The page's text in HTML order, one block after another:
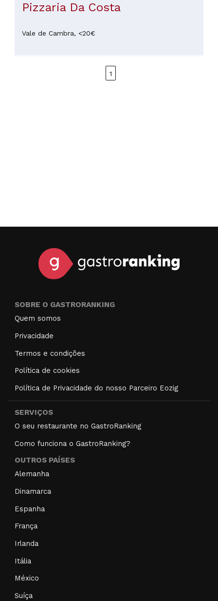
Pizzaria Da Costa
Vale de Cambra, <20€
1
SOBRE O GASTRORANKING
Quem somos
Privacidade
Termos e condições
Política de cookies
Política de Privacidade do nosso Parceiro Eozig
SERVIÇOS
O seu restaurante no GastroRanking
Como funciona o GastroRanking?
OUTROS PAÍSES
Alemanha
Dinamarca
Espanha
França
Irlanda
Itália
México
Suíça